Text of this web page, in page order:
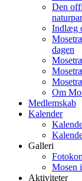
Den
Indlæg
dagen
Om
Medlemskab
Kalender
Galleri
Mosen
Aktiviteter